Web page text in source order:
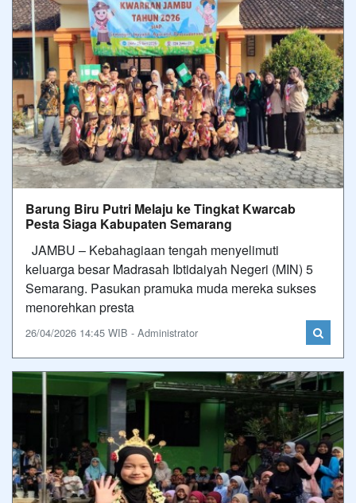
Barung Biru Putri Melaju ke Tingkat Kwarcab
Pesta Siaga Kabupaten Semarang
JAMBU – Kebahagiaan tengah menyelimuti
keluarga besar Madrasah Ibtidaiyah Negeri (MIN) 5
Semarang. Pasukan pramuka muda mereka sukses
menorehkan presta
26/04/2026 14:45 WIB - Administrator